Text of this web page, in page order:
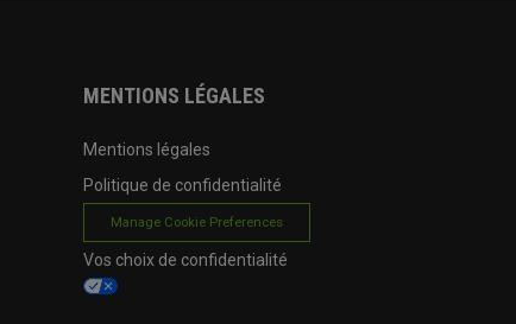
MENTIONS LÉGALES
Mentions légales
Politique de confidentialité
Manage Cookie Preferences
Vos choix de confidentialité